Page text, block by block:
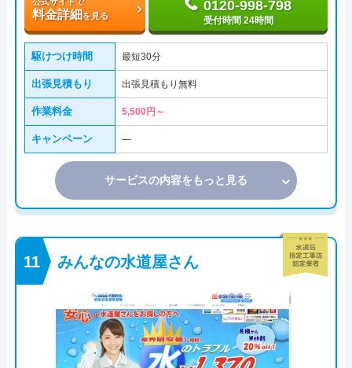
料金詳細を見る
0120-998-798
受付時間 24時間
駆けつけ時間 最短30分
出張見積もり 出張見積もり無料
作業料金 5,500円～
キャンペーン ―
サービスの内容をもっと見る
みんなの水道屋さん